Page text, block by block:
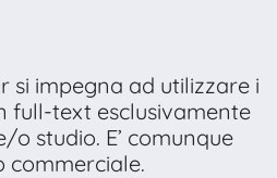
si impegna ad utilizzare i
full-text esclusivamente
o studio. E’ comunque
commerciale.